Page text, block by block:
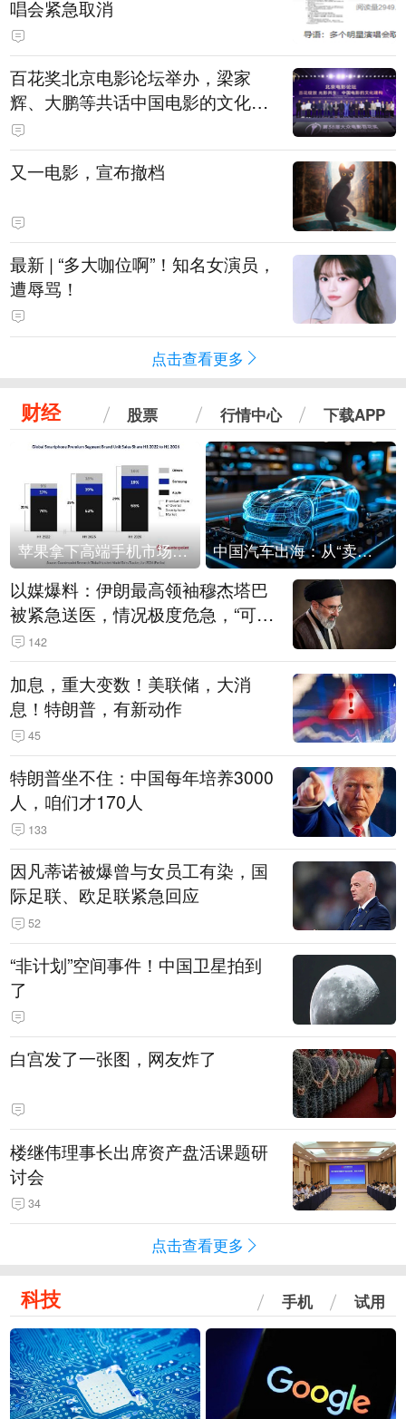
唱会紧急取消
百花奖北京电影论坛举办，梁家
辉、大鹏等共话中国电影的文化建
构
又一电影，宣布撤档
最新 | “多大咖位啊”！知名女演员，
遭辱骂！
点击查看更多
财经 股票 行情中心 下载APP
苹果拿下高端手机市场65%的份额：iPhone 17系列功不可没 中国汽车出海：从“卖出去”到“走进去”
以媒爆料：伊朗最高领袖穆杰塔巴
被紧急送医，情况极度危急，“可能
随时会死去”
142
加息，重大变数！美联储，大消
息！特朗普，有新动作
45
特朗普坐不住：中国每年培养3000
人，咱们才170人
133
因凡蒂诺被爆曾与女员工有染，国
际足联、欧足联紧急回应
52
“非计划”空间事件！中国卫星拍到
了
白宫发了一张图，网友炸了
楼继伟理事长出席资产盘活课题研
讨会
34
点击查看更多
科技 手机 试用